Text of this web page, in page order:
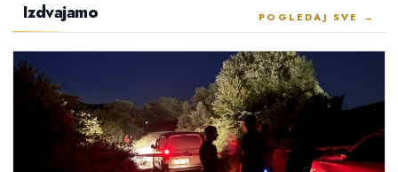
Izdvajamo POGLEDAJ SVE →